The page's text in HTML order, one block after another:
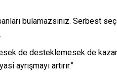
bulamazsınız. Serbest
de desteklemesek de
ayrışmayı artırır.”